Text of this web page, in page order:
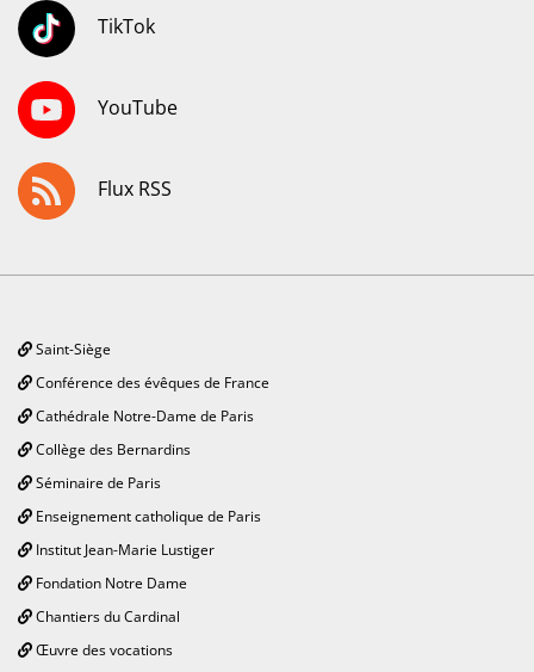
TikTok
YouTube
Flux RSS
Saint-Siège
Conférence des évêques de France
Cathédrale Notre-Dame de Paris
Collège des Bernardins
Séminaire de Paris
Enseignement catholique de Paris
Institut Jean-Marie Lustiger
Fondation Notre Dame
Chantiers du Cardinal
Œuvre des vocations